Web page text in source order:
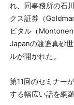
れ、同事務所の石
クス証券（
ピタル（
Japanの渡邉真砂
ルが開かれた。
第11回のセミナー
する幅広い話を網